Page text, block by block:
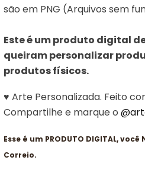
são em PNG (Arquivos sem
Este é um produto digital
queiram personalizar
produtos físicos.
♥ Arte Personalizada. Feito
Compartilhe e marque o
Esse é um PRODUTO DIGITAL,
Correio.